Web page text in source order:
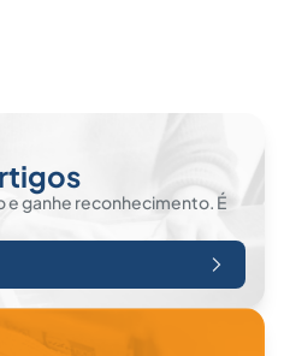
ganhe reconhecimento. É